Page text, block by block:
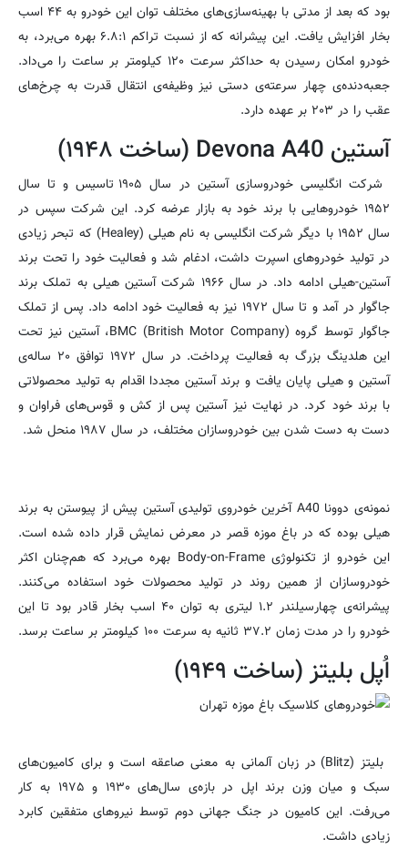
بود که بعد از مدتی با بهینه‌سازی‌های مختلف توان این خودرو به ۴۴ اسب
بخار افزایش یافت. این پیشرانه که از نسبت تراکم ۶.۸:۱ بهره می‌برد، به
خودرو امکان رسیدن به حداکثر سرعت ۱۲۰ کیلومتر بر ساعت را می‌داد.
جعبه‌دنده‌ی چهار سرعته‌ی دستی نیز وظیفه‌ی انتقال قدرت به چرخ‌های
عقب را در ۲۰۳ بر عهده دارد.
آستین Devona A40 (ساخت ۱۹۴۸)
شرکت انگلیسی خودروسازی آستین در سال ۱۹۰۵ تاسیس و تا سال
۱۹۵۲ خودرو‌هایی با برند خود به بازار عرضه کرد. این شرکت سپس در
سال ۱۹۵۲ با دیگر شرکت انگلیسی به نام هیلی (Healey) که تبحر زیادی
در تولید خودرو‌های اسپرت داشت، ادغام شد و فعالیت خود را تحت برند
آستین-هیلی ادامه داد. در سال ۱۹۶۶ شرکت آستین هیلی به تملک برند
جاگوار در آمد و تا سال ۱۹۷۲ نیز به فعالیت خود ادامه داد. پس از تملک
جاگوار توسط گروه (BMC (British Motor Company، آستین نیز تحت
این هلدینگ بزرگ به فعالیت پرداخت. در سال ۱۹۷۲ توافق ۲۰ ساله‌ی
آستین و هیلی پایان یافت و برند آستین مجددا اقدام به تولید محصولاتی
با برند خود کرد. در نهایت نیز آستین پس از کش و قوس‌های فراوان و
دست به دست شدن بین خودروسازان مختلف، در سال ۱۹۸۷ منحل شد.
نمونه‌ی دوونا A40 آخرین خودرو‌ی تولیدی آستین پیش از پیوستن به برند
هیلی بوده که در باغ موزه قصر در معرض نمایش قرار داده شده است.
این خودرو از تکنولوژی Body-on-Frame بهره می‌برد که هم‌چنان اکثر
خودروسازان از همین روند در تولید محصولات خود استفاده می‌کنند.
پیشرانه‌ی چهارسیلندر ۱.۲ لیتری به توان ۴۰ اسب بخار قادر بود تا این
خودرو را در مدت زمان ۳۷.۲ ثانیه به سرعت ۱۰۰ کیلومتر بر ساعت برسد.
اُپل بلیتز (ساخت ۱۹۴۹)
بلیتز (Blitz) در زبان آلمانی به معنی صاعقه است و برای کامیون‌های
سبک و میان وزن برند اپل در بازه‌ی سال‌های ۱۹۳۰ و ۱۹۷۵ به کار
می‌رفت. این کامیون در جنگ جهانی دوم توسط نیروهای متفقین کابرد
زیادی داشت.